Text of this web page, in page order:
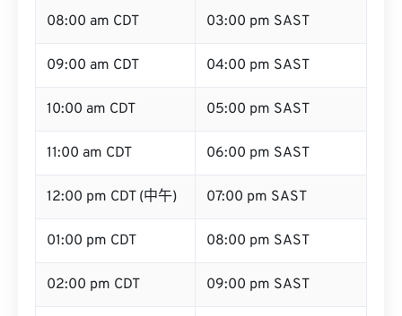
08:00 am CDT 03:00 pm SAST
09:00 am CDT 04:00 pm SAST
10:00 am CDT 05:00 pm SAST
11:00 am CDT 06:00 pm SAST
12:00 pm CDT (中午) 07:00 pm SAST
01:00 pm CDT 08:00 pm SAST
02:00 pm CDT 09:00 pm SAST